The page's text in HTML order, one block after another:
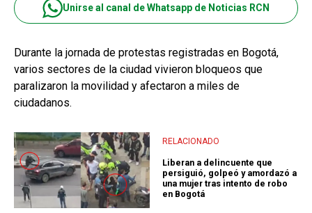
Unirse al canal de Whatsapp de Noticias RCN
Durante la jornada de protestas registradas en Bogotá,
varios sectores de la ciudad vivieron bloqueos que
paralizaron la movilidad y afectaron a miles de
ciudadanos.
RELACIONADO
Liberan a delincuente que
persiguió, golpeó y amordazó a
una mujer tras intento de robo
en Bogotá